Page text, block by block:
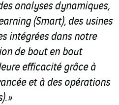
analyses dynamiques,
(Smart), des usines
intégrées dans notre
de bout en bout
efficacité grâce à
et à des opérations
»